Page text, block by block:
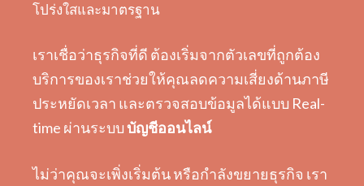
โปร่งใสและมาตรฐาน
เราเชื่อว่าธุรกิจที่ดี ต้องเริ่มจากตัวเลขที่ถูกต้อง
บริการของเราช่วยให้คุณลดความเสี่ยงด้านภาษี
ประหยัดเวลา และตรวจสอบข้อมูลได้แบบ Real-
time ผ่านระบบบัญชีออนไลน์
ไม่ว่าคุณจะเพิ่งเริ่มต้น หรือกำลังขยายธุรกิจ เรา